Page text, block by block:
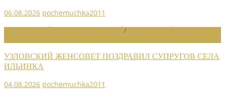
06.08.2026 pochemuchka2011
/
УЗЛОВСКИЙ ЖЕНСОВЕТ ПОЗДРАВИЛ СУПРУГОВ СЕЛА
ИЛЬИНКА
04.08.2026 pochemuchka2011